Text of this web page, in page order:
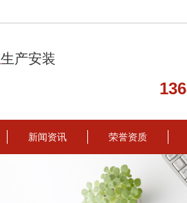
生产安装
新闻资讯 荣誉资质